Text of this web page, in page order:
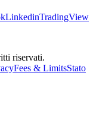
LinkedinTradingView
riservati.
Fees & LimitsStato